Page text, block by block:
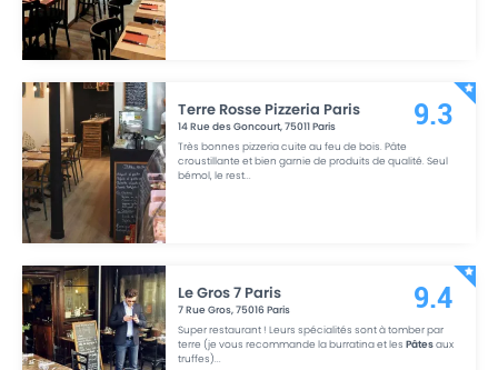
Terre Rosse Pizzeria Paris
14 Rue des Goncourt,75011Paris
Très bonnes pizzeria cuite au feu de bois. Pâte
croustillante et bien garnie de produits de qualité. Seul
bémol, le rest...
9.3
Le Gros 7 Paris
7 Rue Gros,75016Paris
Super restaurant ! Leurs spécialités sont à tomber par
terre (je vous recommande la burratina et lesPâtesaux
truffes)...
9.4